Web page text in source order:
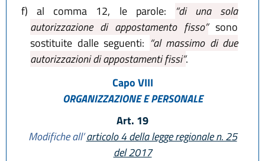
f) al comma 12, le parole: “di una sola
autorizzazione di appostamento fisso”sono
sostituite dalle seguenti: “al massimo di due
autorizzazioni di appostamenti fissi”.
Capo VIII
ORGANIZZAZIONE E PERSONALE
Art. 19
Modifiche all’articolo 4 della legge regionale n. 25
del 2017